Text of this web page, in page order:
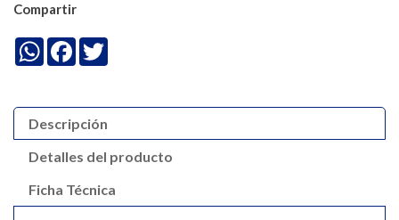
Compartir
WhatsApp
Facebook
Descripción
Detalles del producto
Ficha Técnica